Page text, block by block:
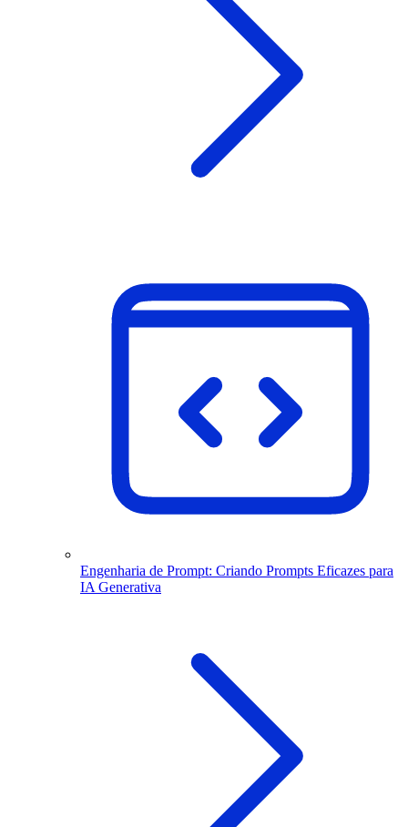
Engenharia de Prompt: Criando Prompts Eficazes para
IA Generativa